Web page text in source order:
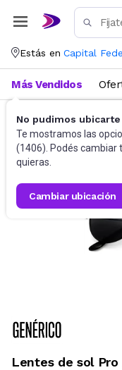
Estás en Capital
No pudimos ubicarte
Te mostramos las
(1406). Podés cambiar
quieras.
cambiar ubicación
Más Vendidos
Accesorios
Lentes de sol Pro